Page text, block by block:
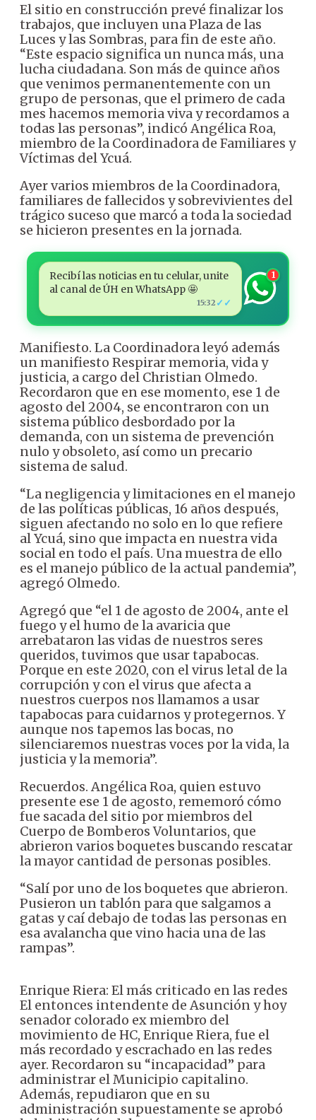
El sitio en construcción prevé finalizar los
trabajos, que incluyen una Plaza de las
Luces y las Sombras, para fin de este año.
“Este espacio significa un nunca más, una
lucha ciudadana. Son más de quince años
que venimos permanentemente con un
grupo de personas, que el primero de cada
mes hacemos memoria viva y recordamos a
todas las personas”, indicó Angélica Roa,
miembro de la Coordinadora de Familiares y
Víctimas del Ycuá.
Ayer varios miembros de la Coordinadora,
familiares de fallecidos y sobrevivientes del
trágico suceso que marcó a toda la sociedad
se hicieron presentes en la jornada.
Recibí las noticias en tu celular, unite
al canal de ÚH en WhatsApp 🤩
15:32 ✓✓
1
Manifiesto. La Coordinadora leyó además
un manifiesto Respirar memoria, vida y
justicia, a cargo del Christian Olmedo.
Recordaron que en ese momento, ese 1 de
agosto del 2004, se encontraron con un
sistema público desbordado por la
demanda, con un sistema de prevención
nulo y obsoleto, así como un precario
sistema de salud.
“La negligencia y limitaciones en el manejo
de las políticas públicas, 16 años después,
siguen afectando no solo en lo que refiere
al Ycuá, sino que impacta en nuestra vida
social en todo el país. Una muestra de ello
es el manejo público de la actual pandemia”,
agregó Olmedo.
Agregó que “el 1 de agosto de 2004, ante el
fuego y el humo de la avaricia que
arrebataron las vidas de nuestros seres
queridos, tuvimos que usar tapabocas.
Porque en este 2020, con el virus letal de la
corrupción y con el virus que afecta a
nuestros cuerpos nos llamamos a usar
tapabocas para cuidarnos y protegernos. Y
aunque nos tapemos las bocas, no
silenciaremos nuestras voces por la vida, la
justicia y la memoria”.
Recuerdos. Angélica Roa, quien estuvo
presente ese 1 de agosto, rememoró cómo
fue sacada del sitio por miembros del
Cuerpo de Bomberos Voluntarios, que
abrieron varios boquetes buscando rescatar
la mayor cantidad de personas posibles.
“Salí por uno de los boquetes que abrieron.
Pusieron un tablón para que salgamos a
gatas y caí debajo de todas las personas en
esa avalancha que vino hacia una de las
rampas”.
Enrique Riera: El más criticado en las redes
El entonces intendente de Asunción y hoy
senador colorado ex miembro del
movimiento de HC, Enrique Riera, fue el
más recordado y escrachado en las redes
ayer. Recordaron su “incapacidad” para
administrar el Municipio capitalino.
Además, repudiaron que en su
administración supuestamente se aprobó